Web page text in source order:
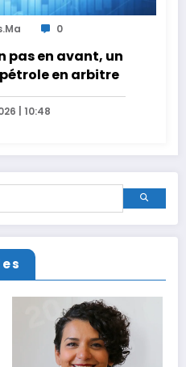
0
pas en avant, un
en arbitre
| 10:48